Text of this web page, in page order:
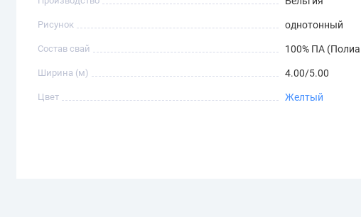
Рисунок однотонный
Состав свай 100% ПА
Ширина (м) 4.00/5.00
Цвет Желтый